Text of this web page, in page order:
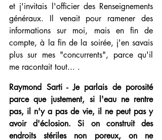
et j'invitais l'officier des Renseignements
généraux. Il venait pour ramener des
informations sur moi, mais en fin de
compte, à la fin de la soirée, j'en savais
plus sur mes "concurrents", parce qu'il
me racontait tout... .
Raymond Sarti - Je parlais de porosité
parce que justement, si l'eau ne rentre
pas, il n'y a pas de vie, il ne peut pas y
avoir d'éclosion. Si on construit des
endroits stériles non poreux, on ne